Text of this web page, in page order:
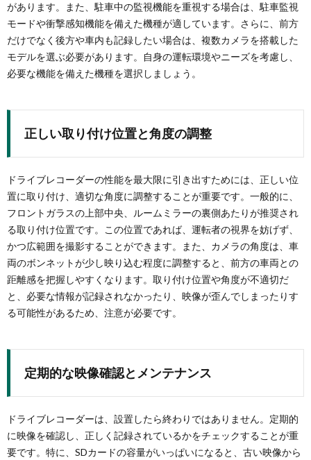
があります。また、駐車中の監視機能を重視する場合は、駐車監視
モードや衝撃感知機能を備えた機種が適しています。さらに、前方
だけでなく後方や車内も記録したい場合は、複数カメラを搭載した
モデルを選ぶ必要があります。自身の運転環境やニーズを考慮し、
必要な機能を備えた機種を選択しましょう。
正しい取り付け位置と角度の調整
ドライブレコーダーの性能を最大限に引き出すためには、正しい位
置に取り付け、適切な角度に調整することが重要です。一般的に、
フロントガラスの上部中央、ルームミラーの裏側あたりが推奨され
る取り付け位置です。この位置であれば、運転者の視界を妨げず、
かつ広範囲を撮影することができます。また、カメラの角度は、車
両のボンネットが少し映り込む程度に調整すると、前方の車両との
距離感を把握しやすくなります。取り付け位置や角度が不適切だ
と、必要な情報が記録されなかったり、映像が歪んでしまったりす
る可能性があるため、注意が必要です。
定期的な映像確認とメンテナンス
ドライブレコーダーは、設置したら終わりではありません。定期的
に映像を確認し、正しく記録されているかをチェックすることが重
要です。特に、SDカードの容量がいっぱいになると、古い映像から